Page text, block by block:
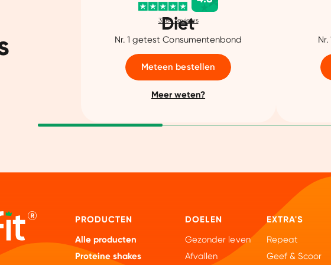
3284 reviews
Diet
Nr. 1 getest Consumentenbond
Meteen bestellen
Meer weten?
PRODUCTEN
Alle producten
Proteine shakes
DOELEN
Gezonder leven
Afvallen
EXTRA'S
Repeat
Geef & Scoor